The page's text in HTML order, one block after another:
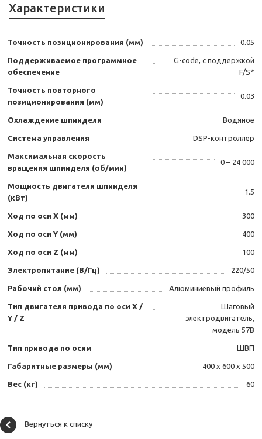
Характеристики
Точность позиционирования (мм) 0.05
Поддерживаемое программное
обеспечение
G-code, с поддержкой
F/S*
Точность повторного
позиционирования (мм)
0.03
Охлаждение шпинделя Водяное
Система управления DSP-контроллер
Максимальная скорость
вращения шпинделя (об/мин)
0 – 24 000
Мощность двигателя шпинделя
(кВт)
1.5
Ход по оси X (мм) 300
Ход по оси Y (мм) 400
Ход по оси Z (мм) 100
Электропитание (В/Гц) 220/50
Рабочий стол (мм) Алюминиевый профиль
Тип двигателя привода по оси X /
Y / Z
Шаговый
электродвигатель,
модель 57В
Тип привода по осям ШВП
Габаритные размеры (мм) 400 х 600 х 500
Вес (кг) 60
Вернуться к списку